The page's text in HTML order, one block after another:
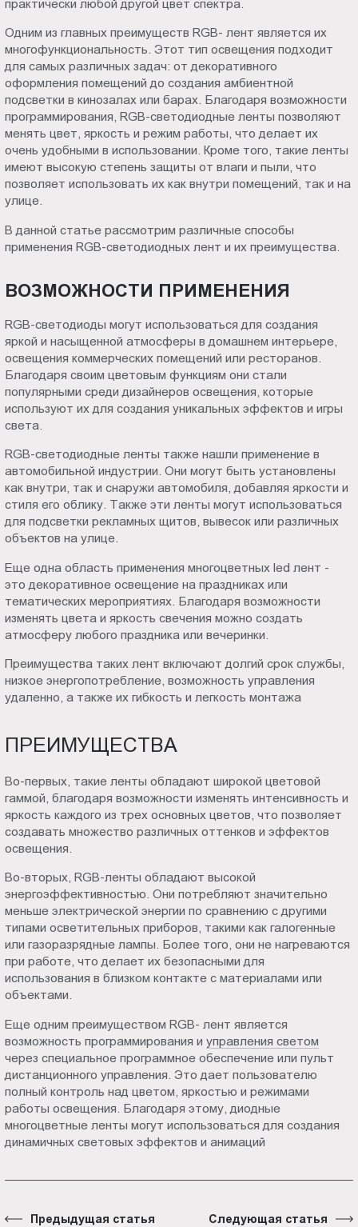
практически любой другой цвет спектра.
Одним из главных преимуществ RGB- лент является их
многофункциональность. Этот тип освещения подходит
для самых различных задач: от декоративного
оформления помещений до создания амбиентной
подсветки в кинозалах или барах. Благодаря возможности
программирования, RGB-светодиодные ленты позволяют
менять цвет, яркость и режим работы, что делает их
очень удобными в использовании. Кроме того, такие ленты
имеют высокую степень защиты от влаги и пыли, что
позволяет использовать их как внутри помещений, так и на
улице.
В данной статье рассмотрим различные способы
применения RGB-светодиодных лент и их преимущества.
ВОЗМОЖНОСТИ ПРИМЕНЕНИЯ
RGB-светодиоды могут использоваться для создания
яркой и насыщенной атмосферы в домашнем интерьере,
освещения коммерческих помещений или ресторанов.
Благодаря своим цветовым функциям они стали
популярными среди дизайнеров освещения, которые
используют их для создания уникальных эффектов и игры
света.
RGB-светодиодные ленты также нашли применение в
автомобильной индустрии. Они могут быть установлены
как внутри, так и снаружи автомобиля, добавляя яркости и
стиля его облику. Также эти ленты могут использоваться
для подсветки рекламных щитов, вывесок или различных
объектов на улице.
Еще одна область применения многоцветных led лент -
это декоративное освещение на праздниках или
тематических мероприятиях. Благодаря возможности
изменять цвета и яркость свечения можно создать
атмосферу любого праздника или вечеринки.
Преимущества таких лент включают долгий срок службы,
низкое энергопотребление, возможность управления
удаленно, а также их гибкость и легкость монтажа
ПРЕИМУЩЕСТВА
Во-первых, такие ленты обладают широкой цветовой
гаммой, благодаря возможности изменять интенсивность и
яркость каждого из трех основных цветов, что позволяет
создавать множество различных оттенков и эффектов
освещения.
Во-вторых, RGB-ленты обладают высокой
энергоэффективностью. Они потребляют значительно
меньше электрической энергии по сравнению с другими
типами осветительных приборов, такими как галогенные
или газоразрядные лампы. Более того, они не нагреваются
при работе, что делает их безопасными для
использования в близком контакте с материалами или
объектами.
Еще одним преимуществом RGB- лент является
возможность программирования иуправления светом
через специальное программное обеспечение или пульт
дистанционного управления. Это дает пользователю
полный контроль над цветом, яркостью и режимами
работы освещения. Благодаря этому, диодные
многоцветные ленты могут использоваться для создания
динамичных световых эффектов и анимаций
Предыдущая статья Следующая статья
Пт.:
9.00-
18.00
Сб.,
Вс.: